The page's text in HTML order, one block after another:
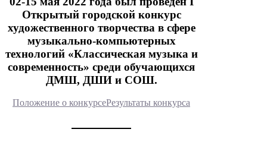
Открытый городской конкурс
художественного творчества в сфере
музыкально-компьютерных
технологий «Классическая музыка и
современность» среди обучающихся
ДМШ, ДШИ и СОШ.
Положение о конкурсеРезультаты конкурса